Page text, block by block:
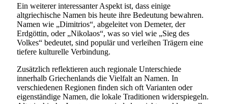
Ein weiterer interessanter Aspekt ist, dass einige
altgriechische Namen bis heute ihre Bedeutung bewahren.
Namen wie „Dimitrios“, abgeleitet von Demeter, der
Erdgöttin, oder „Nikolaos“, was so viel wie „Sieg des
Volkes“ bedeutet, sind populär und verleihen Trägern eine
tiefere kulturelle Verbindung.
Zusätzlich reflektieren auch regionale Unterschiede
innerhalb Griechenlands die Vielfalt an Namen. In
verschiedenen Regionen finden sich oft Varianten oder
eigenständige Namen, die lokale Traditionen widerspiegeln.